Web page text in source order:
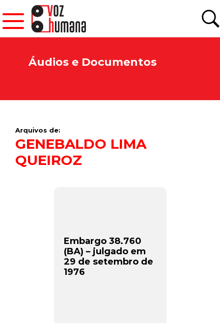
Áudios e Documentos
Arquivos de:
GENEBALDO LIMA
QUEIROZ
Embargo 38.760
(BA) – julgado em
29 de setembro de
1976